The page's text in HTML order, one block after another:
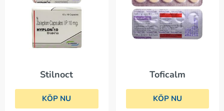
Stilnoct
KÖP NU
Toficalm
KÖP NU